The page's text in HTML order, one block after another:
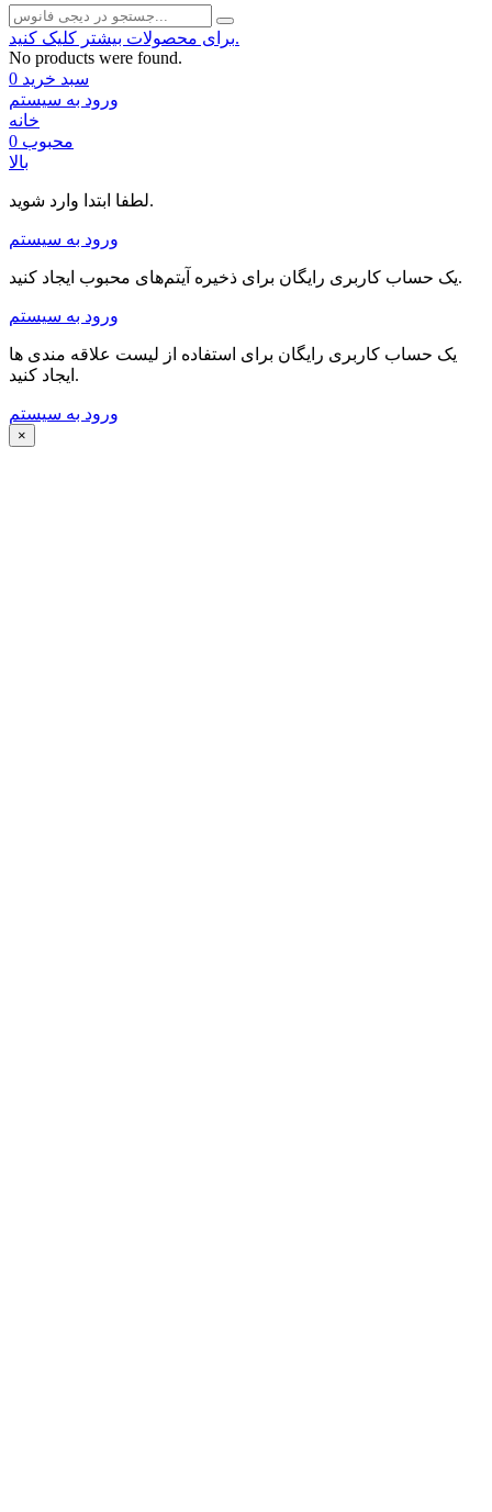
برای محصولات بیشتر کلیک کنید.
No products were found.
سبد خرید 0
ورود به سیستم
خانه
محبوب 0
بالا
لطفا ابتدا وارد شوید.
ورود به سیستم
یک حساب کاربری رایگان برای ذخیره آیتم‌های محبوب ایجاد کنید.
ورود به سیستم
یک حساب کاربری رایگان برای استفاده از لیست علاقه مندی ها
ایجاد کنید.
ورود به سیستم
×